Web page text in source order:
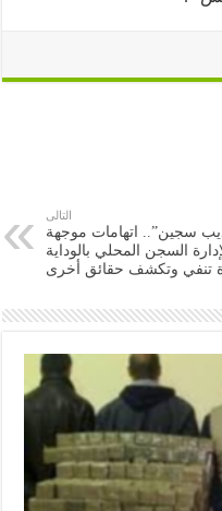
اتهامات موجهة
السجن المحلي بالوداية
وتكشف حقائق أخرى